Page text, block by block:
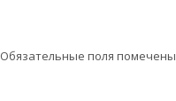
Обязательные поля помечены